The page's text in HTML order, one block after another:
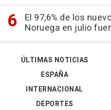
El 97,6% de los
Noruega en julio
ÚLTIMAS NOTICIAS
ESPAÑA
INTERNACIONAL
DEPORTES